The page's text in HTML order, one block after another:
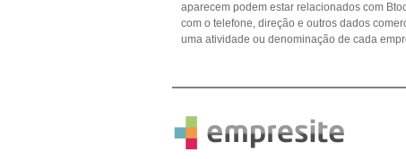
aparecem podem estar relacionados com
com o telefone, direção e outros dados
uma atividade ou denominação de cada